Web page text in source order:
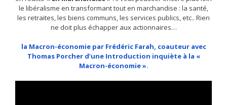
le libéralisme en transformant tout en marchandise : la santé,
les retraites, les biens communs, les services publics, etc.. Rien
ne doit plus échapper aux actionnaires…
la Macron-économie par Frédéric Farah, coauteur avec
Thomas Porcher d’une Introduction inquiète à la «
Macron-économie ».